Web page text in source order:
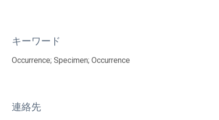
キーワード
Occurrence; Specimen; Occurrence
連絡先